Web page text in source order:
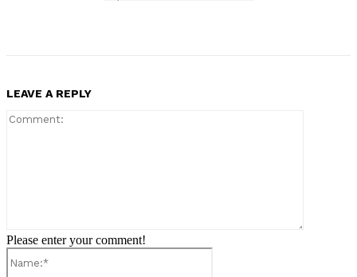
LEAVE A REPLY
Please enter your comment!